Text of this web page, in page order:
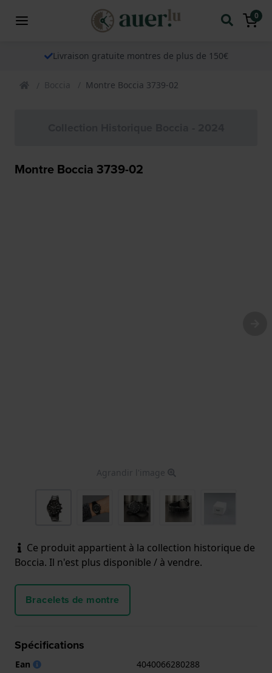
0
Livraison gratuite montres de plus de 150€
Boccia Montre Boccia 3739-02
Montre Boccia 3739-02
Agrandir l'image
Ce produit appartient à la collection historique de
Boccia. Il n'est plus disponible / à vendre.
Bracelets de montre
Spécifications
Ean
4040066280288